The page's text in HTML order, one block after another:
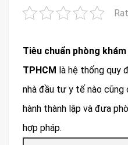
Tiêu chuẩn phòng
TPHCM là hệ thống quy
nhà đầu tư y tế nào
hành thành lập và đưa
hợp pháp.